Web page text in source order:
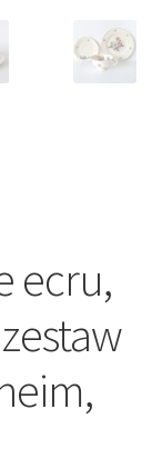
ecru,